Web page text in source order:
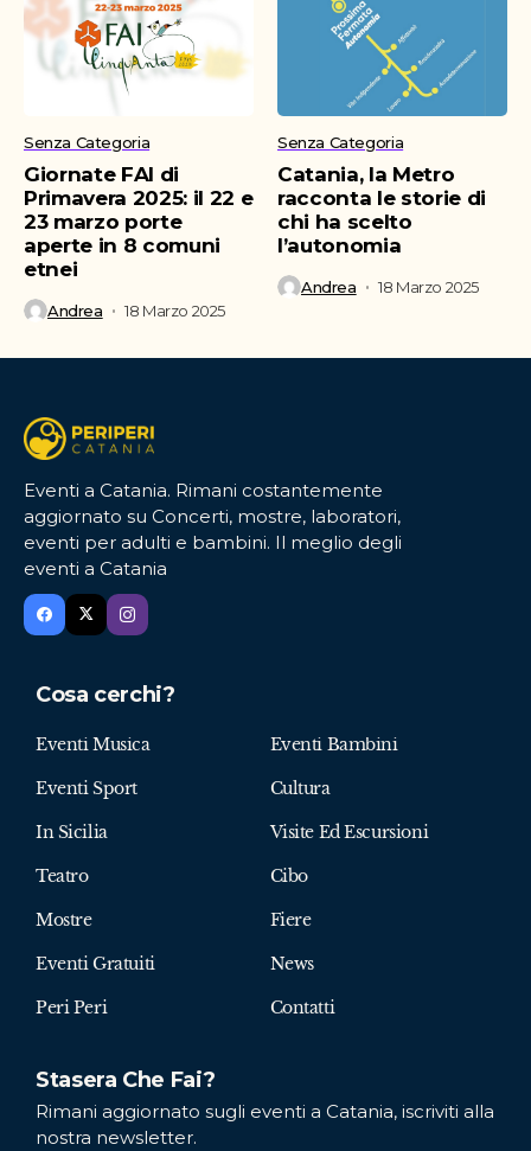
Senza Categoria
Giornate FAI di
Primavera 2025: il 22 e
23 marzo porte
aperte in 8 comuni
etnei
Andrea 18 Marzo 2025
Senza Categoria
Catania, la Metro
racconta le storie di
chi ha scelto
l’autonomia
Andrea 18 Marzo 2025
Eventi a Catania. Rimani costantemente
aggiornato su Concerti, mostre, laboratori,
eventi per adulti e bambini. Il meglio degli
eventi a Catania
Cosa cerchi?
Eventi Musica Eventi Bambini
Eventi Sport Cultura
In Sicilia Visite Ed Escursioni
Teatro Cibo
Mostre Fiere
Eventi Gratuiti News
Peri Peri Contatti
Stasera Che Fai?
Rimani aggiornato sugli eventi a Catania, iscriviti alla
nostra newsletter.